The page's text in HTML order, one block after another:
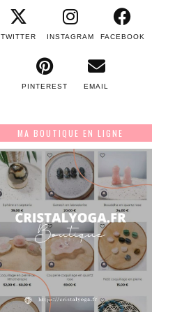
TWITTER INSTAGRAM FACEBOOK
PINTEREST EMAIL
MA BOUTIQUE EN LIGNE